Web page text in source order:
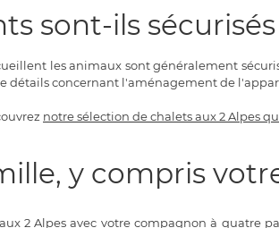
sont-ils
les animaux sont généralement
détails concernant l'aménagement de
notre sélection de chalets aux 2 Alpes
y compris
2 Alpes avec votre compagnon à quatre